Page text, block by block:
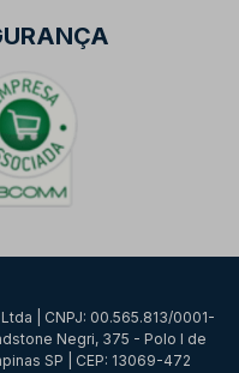
| CNPJ: 00.565.813/0001-
Negri, 375 - Polo I de
SP | CEP: 13069-472